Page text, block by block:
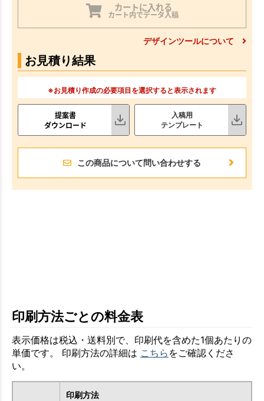
カートに入れる
カート内でデータ入稿
デザインツールについて
お見積り結果
※お見積り作成の必要項目を選択すると表示されます
提案書
ダウンロード
入稿用
テンプレート
この商品について問い合わせする
印刷方法ごとの料金表
表示価格は税込・送料別で、印刷代を含めた1個あたりの
単価です。 印刷方法の詳細は こちら をご確認くださ
い。
印刷方法